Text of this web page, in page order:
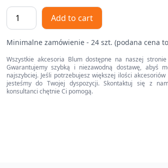
TANDEM
BLUMOTION
wysuw,
Prowadnica,
30
kg,
dł.=435
Add to cart
Minimalne zamówienie - 24 szt. (podana cena
Wszystkie akcesoria Blum dostępne na naszej
Gwarantujemy szybką i niezawodną dostawę, abyś
najszybciej. Jeśli potrzebujesz większej ilości
jesteśmy do Twojej dyspozycji. Skontaktuj się z
konsultanci chętnie Ci pomogą.